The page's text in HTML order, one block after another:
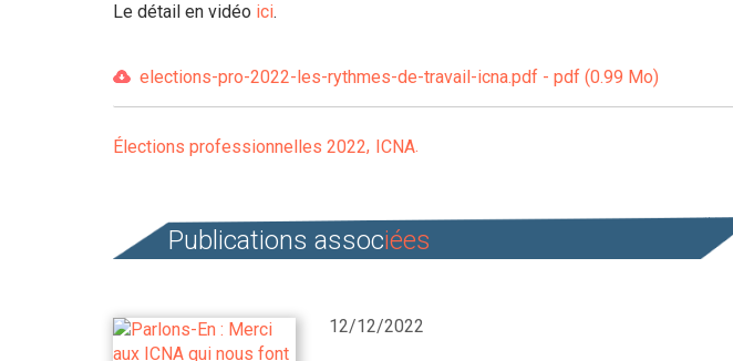
Le détail en vidéo ici.
elections-pro-2022-les-rythmes-de-travail-icna.pdf - pdf (0.99 Mo)
Élections professionnelles 2022 ICNA
Publications associées
12/12/2022